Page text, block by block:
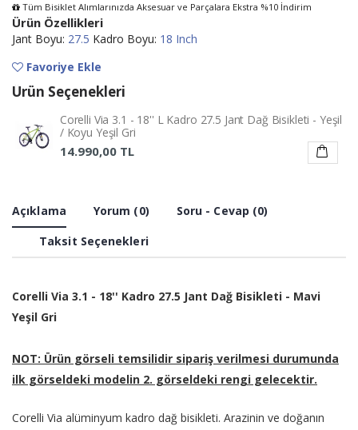
Tüm Bisiklet Alımlarınızda Aksesuar ve Parçalara Ekstra %10 İndirim
Ürün Özellikleri
Jant Boyu: 27.5 Kadro Boyu: 18 Inch
Favoriye Ekle
Ürün Seçenekleri
Corelli Via 3.1 - 18'' L Kadro 27.5 Jant Dağ Bisikleti - Yeşil
/ Koyu Yeşil Gri
14.990,00 TL
Açıklama Yorum (0)
Soru - Cevap (0)
Taksit Seçenekleri
Corelli Via 3.1 - 18'' Kadro 27.5 Jant Dağ Bisikleti - Mavi
Yeşil Gri
NOT: Ürün görseli temsilidir sipariş verilmesi durumunda
ilk görseldeki modelin 2. görseldeki rengi gelecektir.
Corelli Via alüminyum kadro dağ bisikleti. Arazinin ve doğanın